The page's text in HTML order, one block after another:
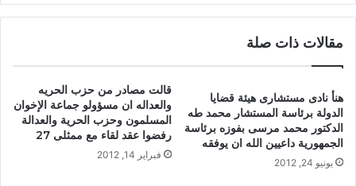
مقالات ذات صلة
هنأ نادى مستشارى هيئة قضايا
الدولة برئاسة المستشار محمد طه
الدكتور محمد مرسى بفوزه برئاسة
الجمهورية داعيين الله ان يوفقه
يونيو 24, 2012
قالت مصادر من حزب الحريه
والعداله ان مسؤولو جماعة الإخوان
المسلمون وحزب الحرية والعدالة
رفضوا عقد لقاء مع ممثلى 27
فبراير 14, 2012